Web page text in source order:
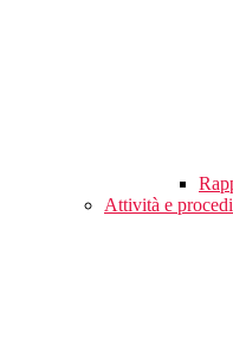
Attività e